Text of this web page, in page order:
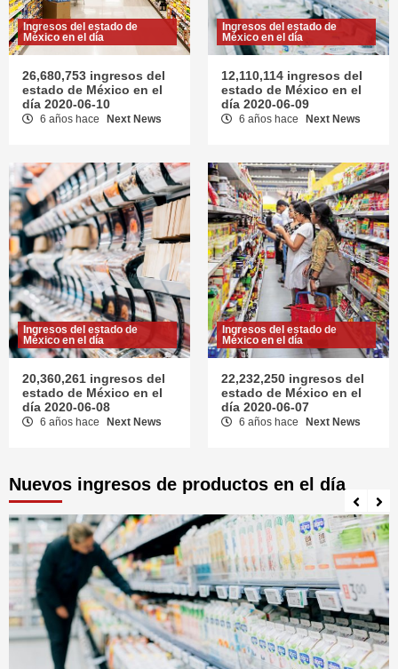
Ingresos del estado de
México en el día
26,680,753 ingresos del
estado de México en el
día 2020-06-10
6 años hace Next News
Ingresos del estado de
México en el día
12,110,114 ingresos del
estado de México en el
día 2020-06-09
6 años hace Next News
Ingresos del estado de
México en el día
20,360,261 ingresos del
estado de México en el
día 2020-06-08
6 años hace Next News
Ingresos del estado de
México en el día
22,232,250 ingresos del
estado de México en el
día 2020-06-07
6 años hace Next News
Nuevos ingresos de productos en el día